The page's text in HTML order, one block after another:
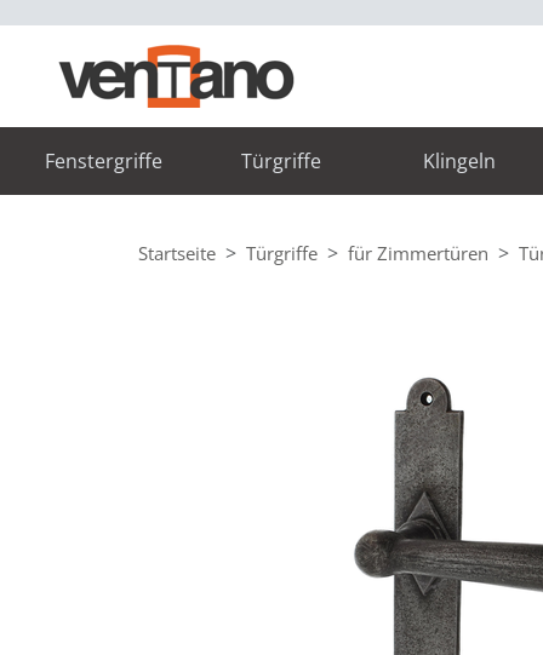
Fenstergriffe Türgriffe Klingeln
Startseite Türgriffe für Zimmertüren